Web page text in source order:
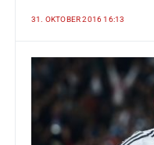
31. OKTOBER 2016 16:13